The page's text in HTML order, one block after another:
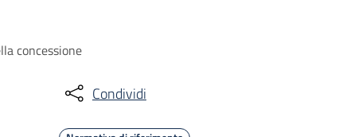
concessione
Condividi